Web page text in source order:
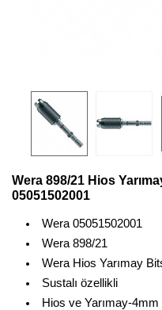
Wera 898/21 Hios
05051502001
Wera 05051502001
Wera 898/21
Wera Hios Yarımay
Sustalı özellikli
Hios ve Yarımay-